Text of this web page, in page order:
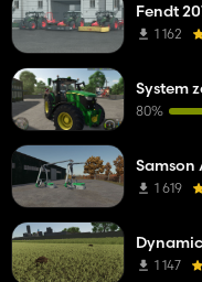
Fendt
1 162
System
80%
Samson
1 619
1 147